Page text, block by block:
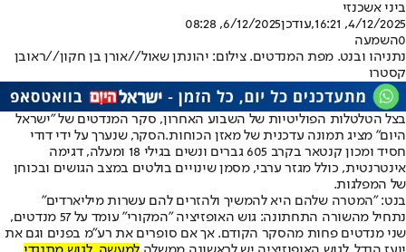
ביני אשכנזי
4/12/2025, 16:21
,עודכן6/12/2025, 08:28
0השמעה
נתניהו ובנט. מפת המנדטים. צילום: יהונתן שאול//אורן בן חקון//ראובן
קסטרו
בצל הטלטלות הפוליטיות של השבוע האחרון, סקר המנדטים של "ישראל
היום" מציג תמונה עדכנית של מאזן הכוחות.הסקר, שנערך על ידי דודי
חסיד ומכון קנטאר בקרב 605 גברים ונשים בגילי 18 ומעלה, דגימה
אינטרנטית, כולל מגזר ערבי, מסמן שינויים בולטים במצב הגושים ובכוחן
של המפלגות.
בנט: ״המטרה שלהם היא להמשיך ולהזרים להם עשרות מיליארדים״
נתחיל מהשורה התחתונה: גוש האופזיציה "המקורי" עומד על 57 מנדטים,
שני מנדטים פחות מהסקר הקודם. אך אם סופרים את רע"מ בפנים וגם את